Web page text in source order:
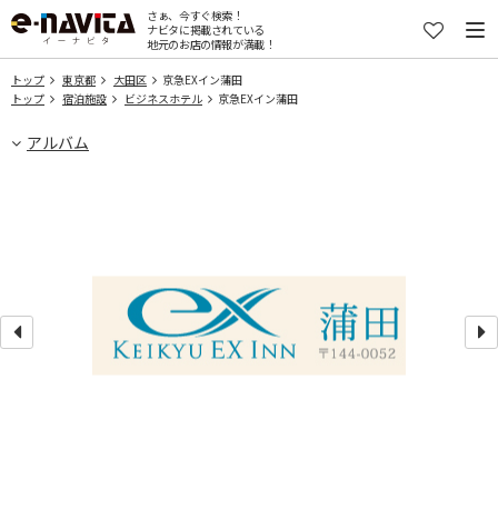
さぁ、今すぐ検索！
ナビタに掲載されている
地元のお店の情報が満載！
トップ 東京都 大田区
京急EXイン蒲田
トップ
宿泊施設 ビジネスホテル 京急EXイン蒲田
アルバム